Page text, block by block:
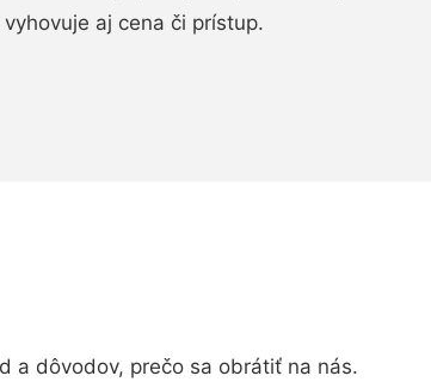
aj cena či prístup.
a dôvodov, prečo sa obrátiť na nás.